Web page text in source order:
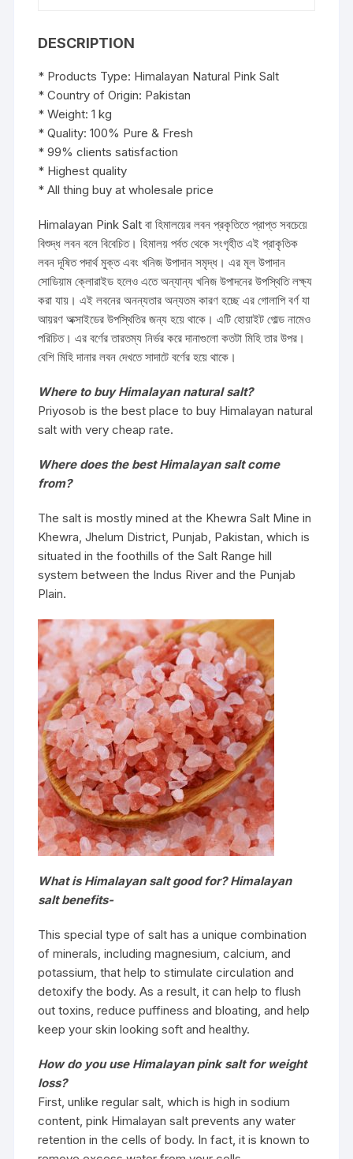
DESCRIPTION
* Products Type: Himalayan Natural Pink Salt
* Country of Origin: Pakistan
* Weight: 1 kg
* Quality: 100% Pure & Fresh
* 99% clients satisfaction
* Highest quality
* All thing buy at wholesale price
Himalayan Pink Salt বা হিমালয়ের লবন প্রকৃতিতে প্রাপ্ত সবচেয়ে
বিশুদ্ধ লবন বলে বিবেচিত। হিমালয় পর্বত থেকে সংগৃহীত এই প্রাকৃতিক
লবন দূষিত পদার্থ মুক্ত এবং খনিজ উপাদান সমৃদ্ধ। এর মূল উপাদান
সোডিয়াম ক্লোরাইড হলেও এতে অন্যান্য খনিজ উপাদনের উপস্থিতি লক্ষ্য
করা যায়। এই লবনের অনন্যতার অন্যতম কারণ হচ্ছে এর গোলাপি বর্ণ যা
আয়রণ অক্সাইডের উপস্থিতির জন্য হয়ে থাকে। এটি হোয়াইট গোল্ড নামেও
পরিচিত। এর বর্ণের তারতম্য নির্ভর করে দানাগুলো কতটা মিহি তার উপর।
বেশি মিহি দানার লবন দেখতে সাদাটে বর্ণের হয়ে থাকে।
Where to buy Himalayan natural salt?
Priyosob is the best place to buy Himalayan natural
salt with very cheap rate.
Where does the best Himalayan salt come
from?
The salt is mostly mined at the Khewra Salt Mine in
Khewra, Jhelum District, Punjab, Pakistan, which is
situated in the foothills of the Salt Range hill
system between the Indus River and the Punjab
Plain.
What is Himalayan salt good for?Himalayan
salt benefits-
This special type of salt has a unique combination
of minerals, including magnesium, calcium, and
potassium, that help to stimulate circulation and
detoxify the body. As a result, it can help to flush
out toxins, reduce puffiness and bloating, and help
keep your skin looking soft and healthy.
How do you use Himalayan pink salt for weight
loss?
First, unlike regular salt, which is high in sodium
content, pink Himalayan salt prevents any water
retention in the cells of body. In fact, it is known to